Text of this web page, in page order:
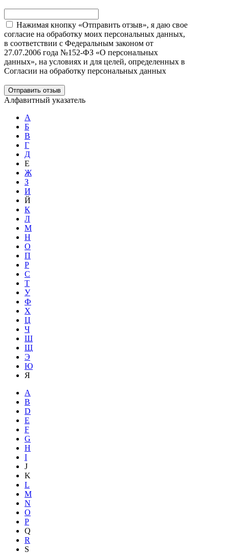
Нажимая кнопку «Отправить отзыв», я даю свое
согласие на обработку моих персональных данных,
в соответствии с Федеральным законом от
27.07.2006 года №152-ФЗ «О персональных
данных», на условиях и для целей, определенных в
Согласии на обработку персональных данных
Отправить отзыв
Алфавитный указатель
А
Б
В
Г
Д
Е
Ж
З
И
Й
К
Л
М
Н
О
П
Р
С
Т
У
Ф
Х
Ц
Ч
Ш
Щ
Э
Ю
Я
A
B
D
E
F
G
H
I
J
K
L
M
N
O
P
Q
R
S